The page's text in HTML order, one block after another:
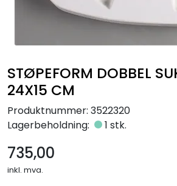
STØPEFORM DOBBEL
24X15 CM
Produktnummer: 3522320
Lagerbeholdning:
1 stk.
735,00
inkl. mva.
Råmaterialer
Gipsformer
Dekaler
Glass
Bøker